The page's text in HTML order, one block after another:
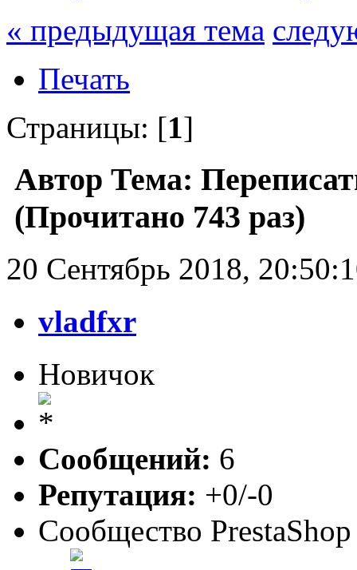
« предыдущая тема
Печать
Страницы: [1]
Автор Тема:
(Прочитано 743 раз)
20 Сентябрь 2018,
vladfxr
Новичок
Сообщений: 6
Репутация: +0/-0
Сообщество PrestaShop